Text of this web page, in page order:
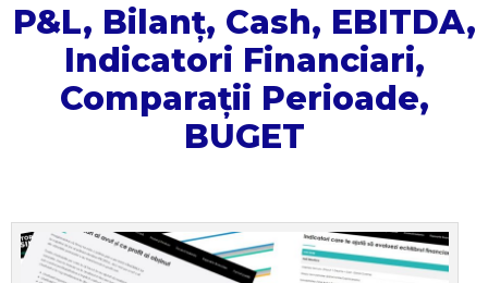
P&L, Bilanț, Cash, EBITDA,
Indicatori Financiari,
Comparații Perioade,
BUGET